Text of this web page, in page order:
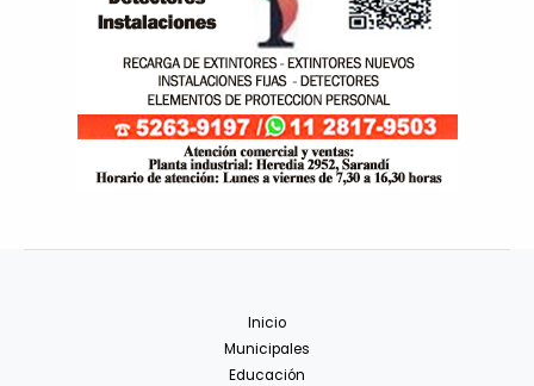
Inicio
Municipales
Educación